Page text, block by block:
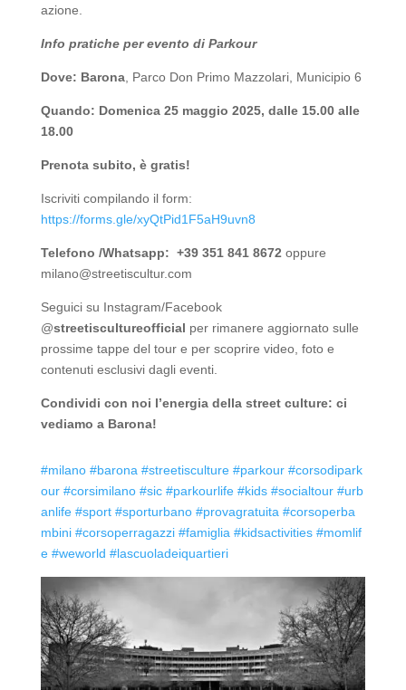
azione.
Info pratiche per evento di Parkour
Dove: Barona, Parco Don Primo Mazzolari, Municipio 6
Quando: Domenica 25 maggio 2025, dalle 15.00 alle
18.00
Prenota subito, è gratis!
Iscriviti compilando il form:
https://forms.gle/xyQtPid1F5aH9uvn8
Telefono /Whatsapp: +39 351 841 8672oppure
milano@streetiscultur.com
Seguici su Instagram/Facebook
@streetiscultureofficial per rimanere aggiornato sulle
prossime tappe del tour e per scoprire video, foto e
contenuti esclusivi dagli eventi.
Condividi con noi l’energia della street culture: ci
vediamo a Barona!
#milano #barona #streetisculture #parkour #corsodipark
our #corsimilano #sic #parkourlife #kids #socialtour #urb
anlife #sport #sporturbano #provagratuita #corsoperba
mbini #corsoperragazzi #famiglia #kidsactivities #momlif
e #weworld #lascuoladeiquartieri